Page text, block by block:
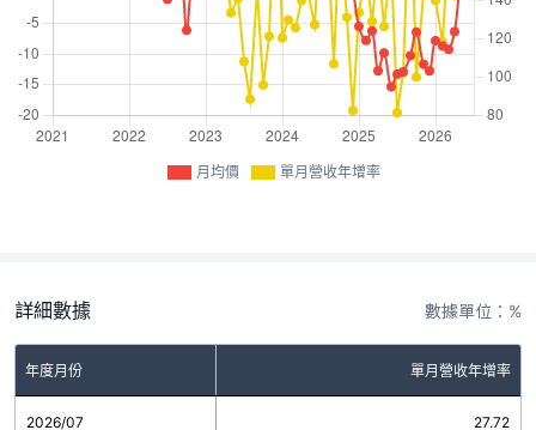
月均價 單月營收年增率
詳細數據 數據單位：%
年度月份 單月營收年增率
2026/07 27.72